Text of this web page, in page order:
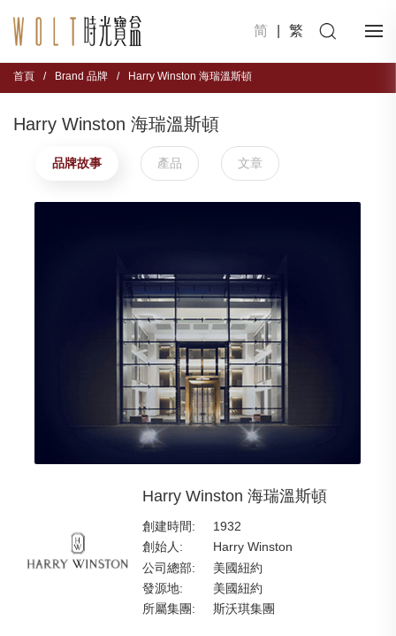
简 繁
首頁 / Brand 品牌 / Harry Winston 海瑞溫斯頓
Harry Winston 海瑞溫斯頓
品牌故事 產品 文章
Harry Winston 海瑞溫斯頓
創建時間:
1932
創始人:
Harry Winston
公司總部:
美國紐約
發源地:
美國紐約
所屬集團:
斯沃琪集團